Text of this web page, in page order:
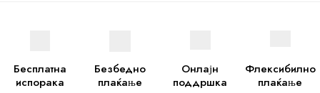
Бесплатна
испорака
Безбедно
плаќање
Онлајн
поддршка
Флексибилно
плаќање